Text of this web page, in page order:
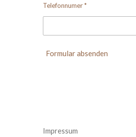
Telefonnumer *
Formular absenden
Impressum